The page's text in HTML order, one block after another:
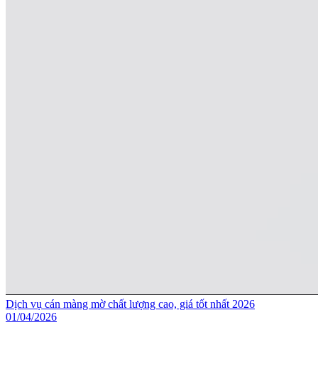
Dịch vụ cán màng mờ chất lượng cao, giá tốt nhất 2026
01/04/2026